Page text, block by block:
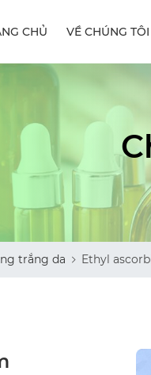
CHỦ VỀ CHÚNG TÔI
trắng da Ethyl